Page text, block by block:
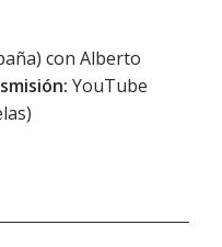
con Alberto
YouTube